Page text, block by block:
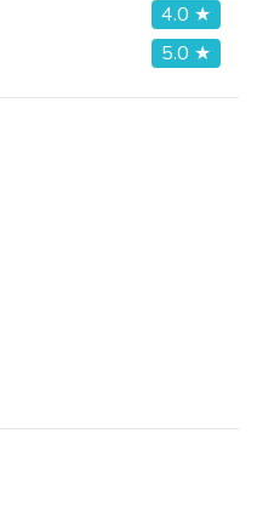
4.0 ★
5.0 ★